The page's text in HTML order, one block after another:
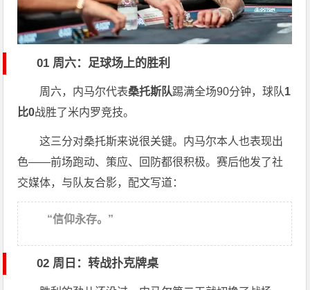
01 周六：足球场上的胜利
周六，内马尔代表桑托斯队踢满全场90分钟，球队1
比0战胜了米内罗竞技。
这三分对桑托斯来说很关键。内马尔本人也表现出
色——前场跑动、策应、回防都很积极。赛后他发了社
交媒体，与队友合影，配文写道：
“信仰永存。”
02 周日：转战扑克牌桌